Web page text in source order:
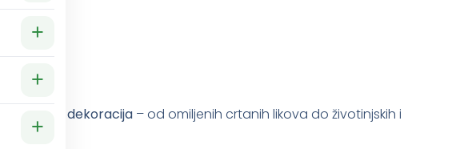
+
+
+
motiva i dekoracija– od omiljenih crtanih likova do životinjskih i